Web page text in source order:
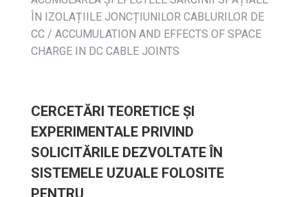
ÎN IZOLAȚIILE JONCȚIUNILOR CABLURILOR DE
CC / ACCUMULATION AND EFFECTS OF SPACE
CHARGE IN DC CABLE JOINTS
CERCETĂRI TEORETICE ŞI
EXPERIMENTALE PRIVIND
SOLICITĂRILE DEZVOLTATE ÎN
SISTEMELE UZUALE FOLOSITE
PENTRU